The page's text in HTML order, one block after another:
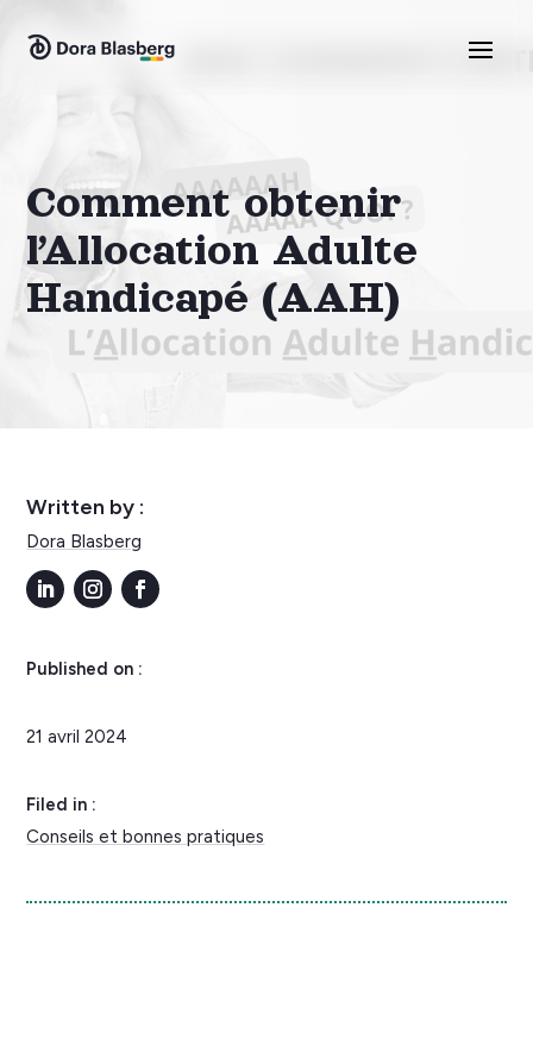
Comment obtenir
l’Allocation Adulte
Handicapé (AAH)
Written by :
Dora Blasberg
Published on :
21 avril 2024
Filed in :
Conseils et bonnes pratiques